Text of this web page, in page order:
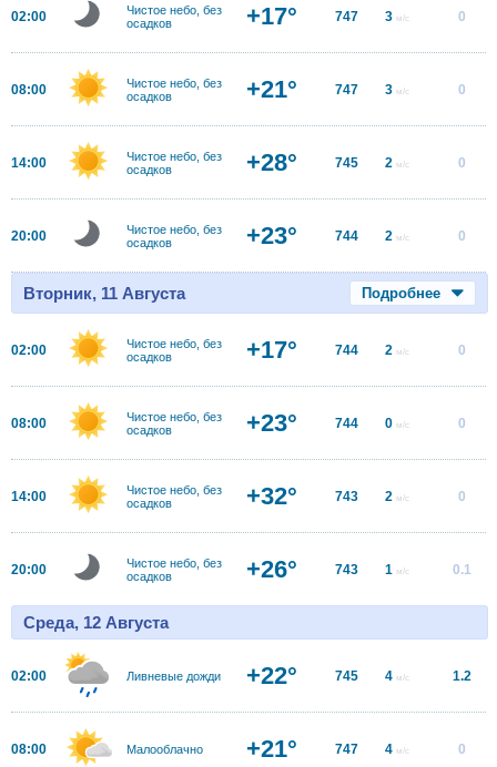
02:00
Чистое небо, без
осадков
+17° 747 3 м/с 0
08:00
Чистое небо, без
осадков
+21° 747 3 м/с 0
14:00
Чистое небо, без
осадков
+28° 745 2 м/с 0
20:00
Чистое небо, без
осадков
+23° 744 2 м/с 0
Вторник, 11 Августа Подробнее
02:00
Чистое небо, без
осадков
+17° 744 2 м/с 0
08:00
Чистое небо, без
осадков
+23° 744 0 м/с 0
14:00
Чистое небо, без
осадков
+32° 743 2 м/с 0
20:00
Чистое небо, без
осадков
+26° 743 1 м/с 0.1
Среда, 12 Августа
02:00 Ливневые дожди +22° 745 4 м/с 1.2
08:00 Малооблачно +21° 747 4 м/с 0